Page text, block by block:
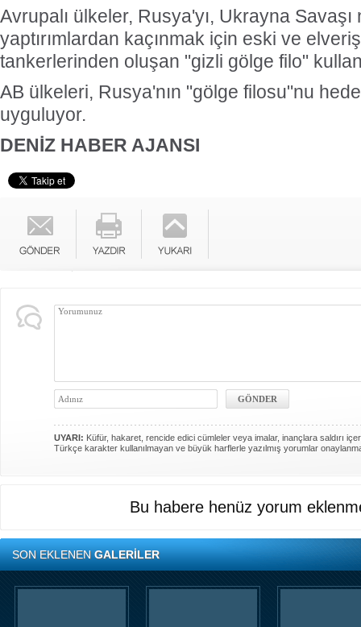
Avrupalı ülkeler, Rusya'yı, Ukrayna
yaptırımlardan kaçınmak için eski ve
tankerlerinden oluşan "gizli gölge filo"
AB ülkeleri, Rusya'nın "gölge filosu"nu
uyguluyor.
DENİZ HABER AJANSI
UYARI: Küfür, hakaret, rencide edici cümleler veya imalar, inançlara saldırı
Türkçe karakter kullanılmayan ve büyük harflerle yazılmış yorumlar
Bu habere henüz yorum
SON EKLENENGALERİLER